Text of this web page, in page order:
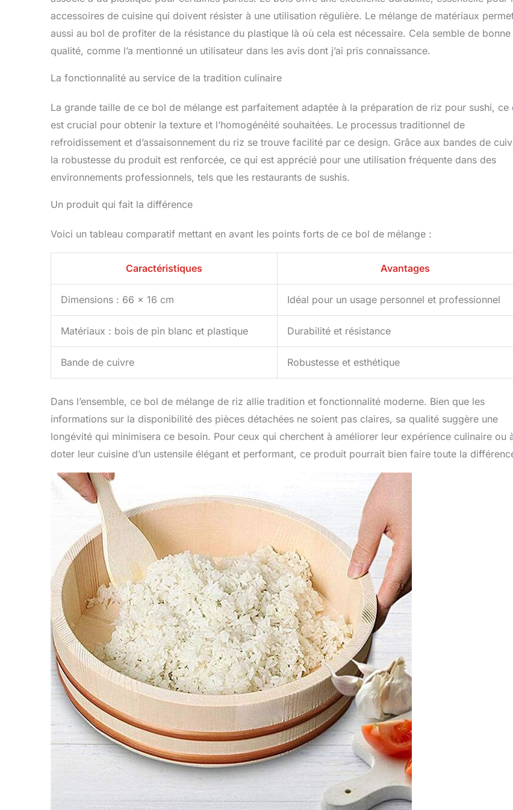
accessoires de cuisine qui doivent résister à une utilisation régulière. Le mélange de matériaux
aussi au bol de profiter de la résistance du plastique là où cela est nécessaire. Cela semble de bonne
qualité, comme l’a mentionné un utilisateur dans les avis dont j’ai pris connaissance.
La fonctionnalité au service de la tradition culinaire
La grande taille de ce bol de mélange est parfaitement adaptée à la préparation de riz pour sushi, ce
est crucial pour obtenir la texture et l’homogénéité souhaitées. Le processus traditionnel de
refroidissement et d’assaisonnement du riz se trouve facilité par ce design. Grâce aux bandes de
la robustesse du produit est renforcée, ce qui est apprécié pour une utilisation fréquente dans des
environnements professionnels, tels que les restaurants de sushis.
Un produit qui fait la différence
Voici un tableau comparatif mettant en avant les points forts de ce bol de mélange :
Caractéristiques Avantages
Dimensions : 66 x 16 cm Idéal pour un usage personnel et professionnel
Matériaux : bois de pin blanc et plastique Durabilité et résistance
Bande de cuivre Robustesse et esthétique
Dans l’ensemble, ce bol de mélange de riz allie tradition et fonctionnalité moderne. Bien que les
informations sur la disponibilité des pièces détachées ne soient pas claires, sa qualité suggère une
longévité qui minimisera ce besoin. Pour ceux qui cherchent à améliorer leur expérience culinaire ou
doter leur cuisine d’un ustensile élégant et performant, ce produit pourrait bien faire toute la